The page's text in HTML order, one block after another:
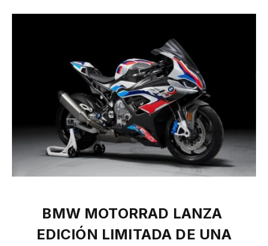
BMW MOTORRAD LANZA
EDICIÓN LIMITADA DE UNA